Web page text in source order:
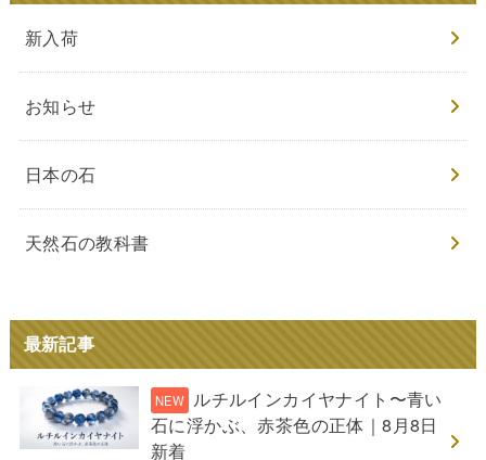
新入荷
お知らせ
日本の石
天然石の教科書
最新記事
ルチルインカイヤナイト〜青い
石に浮かぶ、赤茶色の正体｜8月8日
新着